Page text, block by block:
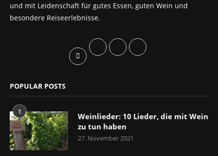
und mit Leidenschaft für gutes Essen, guten Wein und
besondere Reiseerlebnisse.
POPULAR POSTS
1
Weinlieder: 10 Lieder, die mit Wein
zu tun haben
27. November 2021